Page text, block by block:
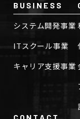
BUSINESS
システム開発事業
ITスクール事業
キャリア支援事業